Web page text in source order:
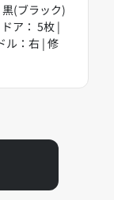
(ブラック)
ア： 5枚 |
ル：右 | 修